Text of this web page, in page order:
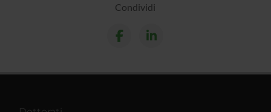
Condividi